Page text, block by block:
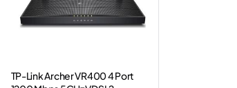
TP-Link Archer VR400 4 Port